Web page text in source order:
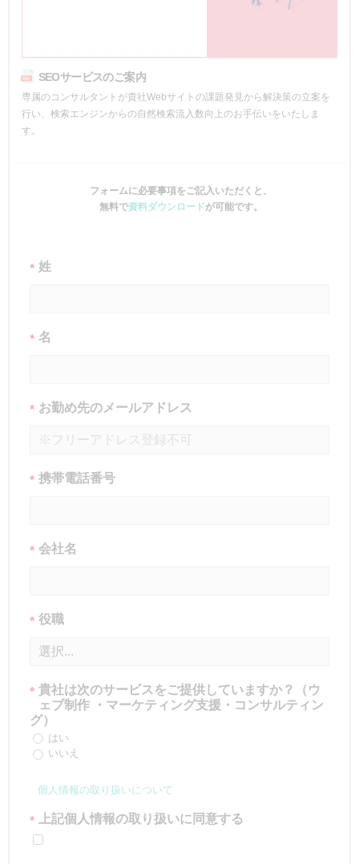
SEOサービスのご案内
専属のコンサルタントが貴社Webサイトの課題発見から解決策の立案を
行い、検索エンジンからの自然検索流入数向上のお手伝いをいたしま
す。
フォームに必要事項をご記入いただくと、
無料で資料ダウンロードが可能です。
* 姓
* 名
* お勤め先のメールアドレス
* 携帯電話番号
* 会社名
* 役職
* 貴社は次のサービスをご提供していますか？（ウ
ェブ制作 ・マーケティング支援・コンサルティン
グ）
はい
いいえ
個人情報の取り扱いについて
* 上記個人情報の取り扱いに同意する